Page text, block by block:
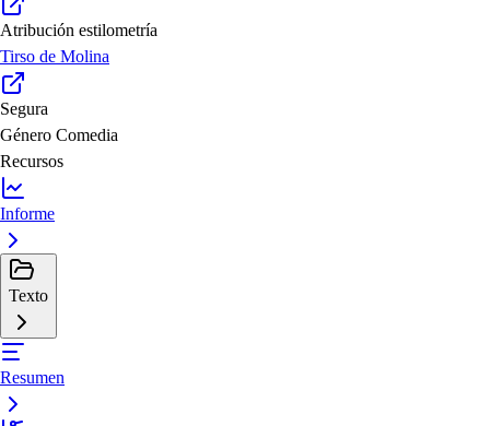
Atribución estilometría
Tirso de Molina
Segura
Género Comedia
Recursos
Informe
Texto
Resumen